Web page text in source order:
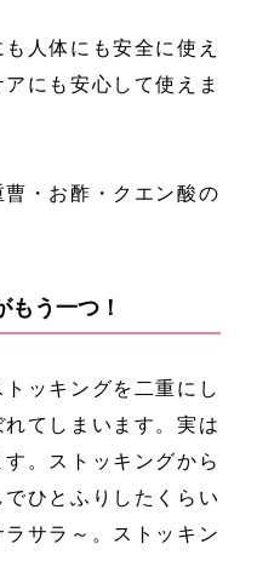
人体にも安全に使え
にも安心して使えま
曹・お酢・クエン酸の
もう一つ！
ッキングを二重にし
てしまいます。実は
。ストッキングから
ひとふりしたくらい
サラ～。ストッキン